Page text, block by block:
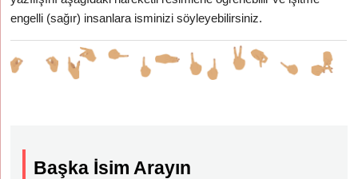
engelli (sağır) insanlara isminizi söyleyebilirsiniz.
Başka İsim Arayın